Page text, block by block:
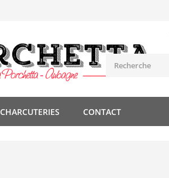
CHARCUTERIES CONTACT